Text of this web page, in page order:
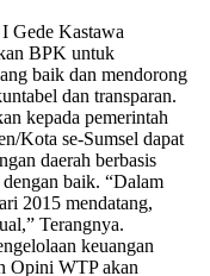
Gede Kastawa
BPK untuk
baik dan mendorong
dan transparan.
kepada pemerintah
Kota se-Sumsel dapat
daerah berbasis
baik. “Dalam
2015 mendatang,
Terangnya.
keuangan
Opini WTP akan